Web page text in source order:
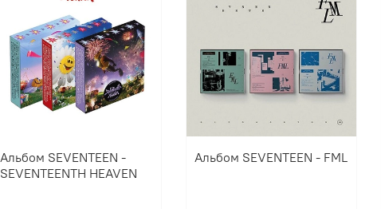
Альбом SEVENTEEN -
SEVENTEENTH HEAVEN
Альбом SEVENTEEN - FML